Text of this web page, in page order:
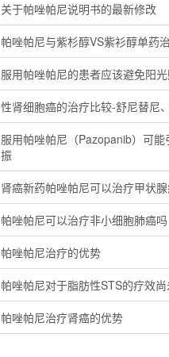
关于帕唑帕尼说明书的最新修改
帕唑帕尼与紫杉醇VS紫衫醇单药
服用帕唑帕尼的患者应该避免阳
性肾细胞癌的治疗比较-舒尼替尼
服用帕唑帕尼（Pazopanib）可
振
肾癌新药帕唑帕尼可以治疗甲状腺
帕唑帕尼可以治疗非小细胞肺癌吗
帕唑帕尼治疗的优势
帕唑帕尼对于脂肪性STS的疗效
帕唑帕尼治疗肾癌的优势